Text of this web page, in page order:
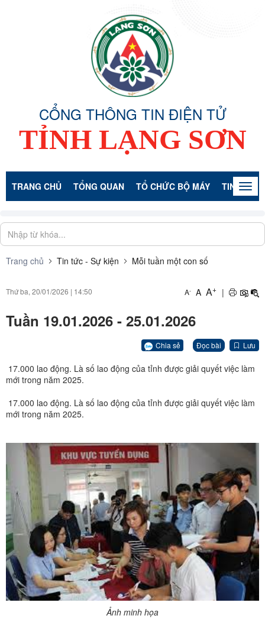
CỔNG THÔNG TIN ĐIỆN TỬ
TỈNH LẠNG SƠN
TRANG CHỦ TỔNG QUAN TỔ CHỨC BỘ MÁY TIN TỨC -
Trang chủ Tin tức - Sự kiện Mỗi tuần một con số
Thứ ba, 20/01/2026 | 14:50 A- A A+ |
Tuần 19.01.2026 - 25.01.2026
Chia sẻ Đọc bài Lưu
17.000 lao động. Là số lao động của tỉnh được giải quyết việc làm
mới trong năm 2025.
17.000 lao động. Là số lao động của tỉnh được giải quyết việc làm
mới trong năm 2025.
Ảnh minh họa